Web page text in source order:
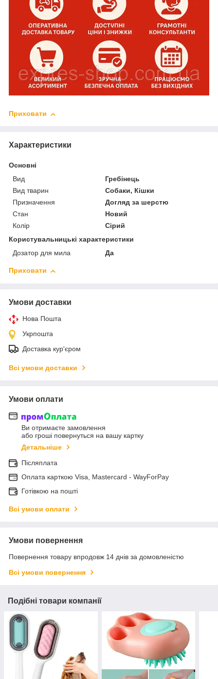
Приховати
Характеристики
Основні
Вид
Гребінець
Вид тварин
Собаки, Кішки
Призначення
Догляд за шерстю
Стан
Новий
Колір
Сірий
Користувальницькі характеристики
Дозатор для мила
Да
Приховати
Умови доставки
Нова Пошта
Укрпошта
Доставка кур'єром
Всі умови доставки
Умови оплати
Ви отримаєте замовлення
або гроші повернуться на вашу картку
Детальніше
Післяплата
Оплата карткою Visa, Mastercard - WayForPay
Готівкою на пошті
Всі умови оплати
Умови повернення
Повернення товару впродовж 14 днів за домовленістю
Всі умови повернення
Подібні товари компанії